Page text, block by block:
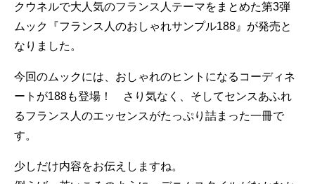
クウネルで大人気のフランス人テーマをまとめた第3弾
ムック『フランス人のおしゃれサンプル188』が発売と
なりました。
今回のムックには、おしゃれのヒントになるコーディネ
ートが188も登場！ さり気なく、そしてセンスあふれ
るフランス人のエッセンスがたっぷり詰まった一冊で
す。
少しだけ内容をお伝えしますね。